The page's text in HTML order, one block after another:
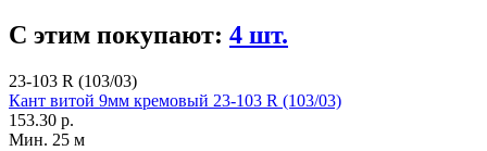
С этим покупают: 4 шт.
23-103 R (103/03)
Кант витой 9мм кремовый 23-103 R (103/03)
153.30 р.
Мин. 25 м